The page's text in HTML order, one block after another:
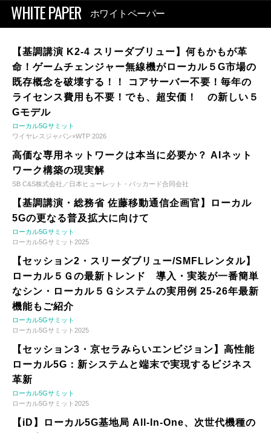
WHITE PAPER ホワイトペーパー
【基調講演 K2-4 スリーダブリュー】何もかもが革
命！ゲームチェンジャー無線機がローカル５G市場の
既存概念を破壊する！！ コアサーバー不要！毎年の
ライセンス費用も不要！でも、超安価！ の新しい５
Gモデル
ローカル5Gサミット
ワイヤレスジャパン×WTP 2026
高価な専用ネットワークは本当に必要か？ AIネット
ワーク構築の現実解
SB C&S株式会社／日本ヒューレット・パッカード合同会社
【基調講演・総務省 佐藤移動通信企画官】ローカル
5Gの更なる普及拡大に向けて
ローカル5Gサミット
ローカル5Gサミット2025
【セッション2・スリーダブリュー/SMFLレンタル】
ローカル５Ｇの最新トレンド 導入・実装が一番簡単
なシン・ローカル５Ｇシステムの実用例 25-26年最新
機能もご紹介
ローカル5Gサミット
ローカル5Gサミット2025
【セッション3・京セラみらいエンビジョン】高性能
ローカル5G：新システムと端末で実現するビジネス
革新
ローカル5Gサミット
ローカル5Gサミット2025
【iD】ローカル5G基地局 All-In-One、次世代機種の